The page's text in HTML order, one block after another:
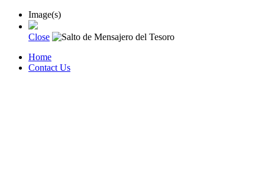
Image(s)
Close
Home
Contact Us